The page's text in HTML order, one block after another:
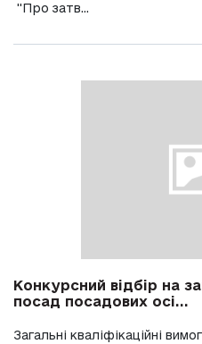
"Про затв...
Конкурсний відбір на
посад посадових осі...
Загальні кваліфікаційні